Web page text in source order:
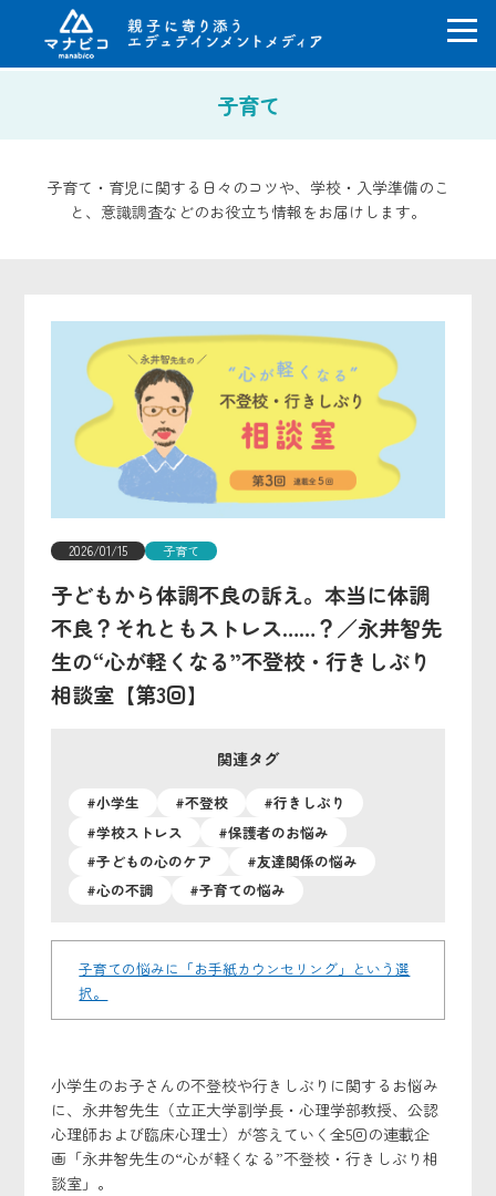
子育て
子育て・育児に関する日々のコツや、学校・入学準備のこ
と、意識調査などのお役立ち情報をお届けします。
2026/01/15 子育て
子どもから体調不良の訴え。本当に体調
不良？それともストレス……？／永井智先
生の“心が軽くなる”不登校・行きしぶり
相談室【第3回】
関連タグ
#小学生 #不登校
#行きしぶり
#学校ストレス
#保護者のお悩み
#子どもの心のケア
#友達関係の悩み
#心の不調
#子育ての悩み
子育ての悩みに「お手紙カウンセリング」という選
択。
小学生のお子さんの不登校や行きしぶりに関するお悩み
に、永井智先生（立正大学副学長・心理学部教授、公認
心理師および臨床心理士）が答えていく全5回の連載企
画「永井智先生の“心が軽くなる”不登校・行きしぶり相
談室」。